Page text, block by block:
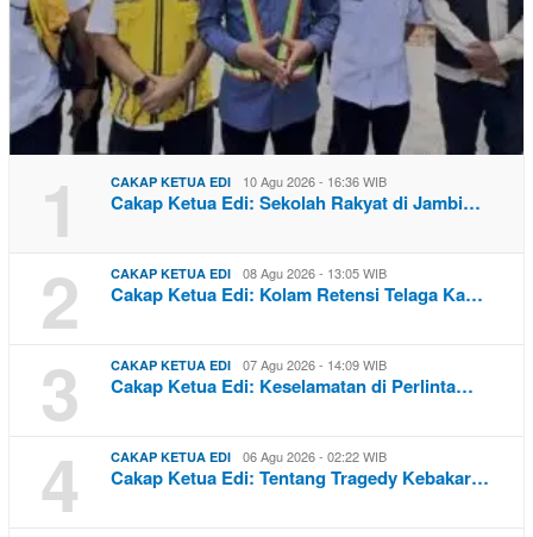
1 CAKAP KETUA EDI 10 Agu 2026 - 16:36 WIB
Cakap Ketua Edi: Sekolah Rakyat di Jambi…
2 CAKAP KETUA EDI 08 Agu 2026 - 13:05 WIB
Cakap Ketua Edi: Kolam Retensi Telaga Ka…
3 CAKAP KETUA EDI 07 Agu 2026 - 14:09 WIB
Cakap Ketua Edi: Keselamatan di Perlinta…
4 CAKAP KETUA EDI 06 Agu 2026 - 02:22 WIB
Cakap Ketua Edi: Tentang Tragedy Kebakar…